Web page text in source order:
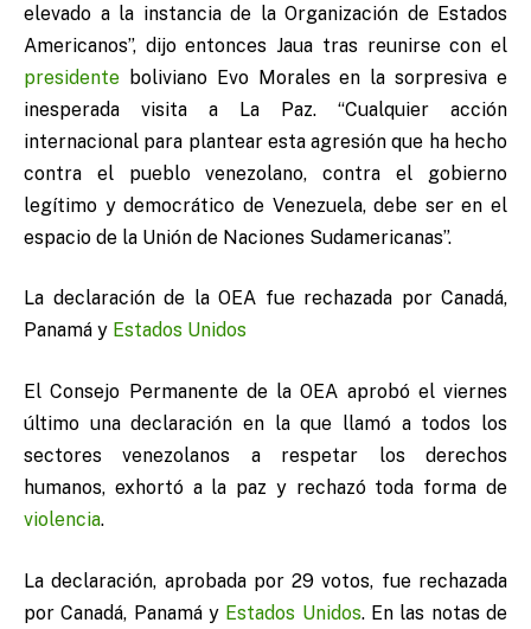
elevado a la instancia de la Organización de Estados
Americanos”, dijo entonces Jaua tras reunirse con el
presidente boliviano Evo Morales en la sorpresiva e
inesperada visita a La Paz. “Cualquier acción
internacional para plantear esta agresión que ha hecho
contra el pueblo venezolano, contra el gobierno
legítimo y democrático de Venezuela, debe ser en el
espacio de la Unión de Naciones Sudamericanas”.
La declaración de la OEA fue rechazada por Canadá,
Panamá y Estados Unidos
El Consejo Permanente de la OEA aprobó el viernes
último una declaración en la que llamó a todos los
sectores venezolanos a respetar los derechos
humanos, exhortó a la paz y rechazó toda forma de
violencia.
La declaración, aprobada por 29 votos, fue rechazada
por Canadá, Panamá y Estados Unidos. En las notas de